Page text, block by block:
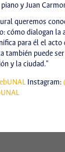
y Juan
queremos
cómo dialogan la
para él el
también puede
y la ciudad."
Instagram: